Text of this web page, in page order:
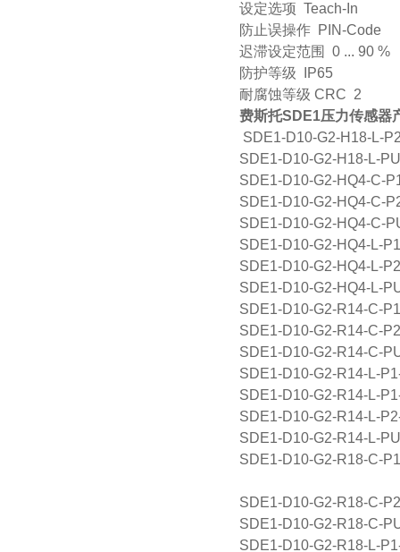
设定选项 Teach-In
防止误操作 PIN-Code
迟滞设定范围 0 ... 90 %
防护等级 IP65
耐腐蚀等级 CRC 2
费斯托SDE1压力传感器
SDE1-D10-G2-H18-L-
SDE1-D10-G2-H18-L-
SDE1-D10-G2-HQ4-C-
SDE1-D10-G2-HQ4-C-
SDE1-D10-G2-HQ4-C-
SDE1-D10-G2-HQ4-L-
SDE1-D10-G2-HQ4-L-
SDE1-D10-G2-HQ4-L-
SDE1-D10-G2-R14-C-
SDE1-D10-G2-R14-C-
SDE1-D10-G2-R14-C-
SDE1-D10-G2-R14-L-
SDE1-D10-G2-R14-L-
SDE1-D10-G2-R14-L-
SDE1-D10-G2-R14-L-
SDE1-D10-G2-R18-C-
SDE1-D10-G2-R18-C-
SDE1-D10-G2-R18-C-
SDE1-D10-G2-R18-L-